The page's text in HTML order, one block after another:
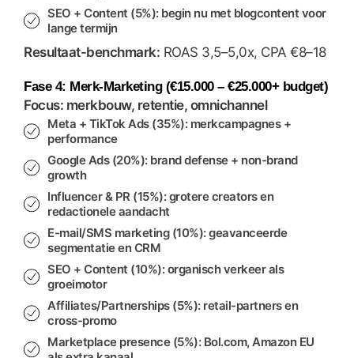
SEO + Content (5%): begin nu met blogcontent voor
lange termijn
Resultaat-benchmark: ROAS 3,5–5,0x, CPA €8–18
Fase 4: Merk-Marketing (€15.000 – €25.000+ budget)
Focus: merkbouw, retentie, omnichannel
Meta + TikTok Ads(35%): merkcampagnes +
performance
Google Ads(20%): brand defense + non-brand
growth
Influencer & PR(15%): grotere creators en
redactionele aandacht
E-mail/SMS marketing(10%): geavanceerde
segmentatie en CRM
SEO + Content (10%): organisch verkeer als
groeimotor
Affiliates/Partnerships(5%): retail-partners en
cross-promo
Marketplace presence(5%): Bol.com, Amazon EU